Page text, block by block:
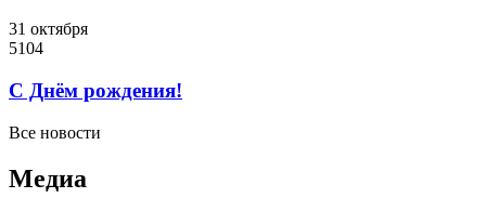
31 октября
5104
C Днём рождения!
Все новости
Медиа